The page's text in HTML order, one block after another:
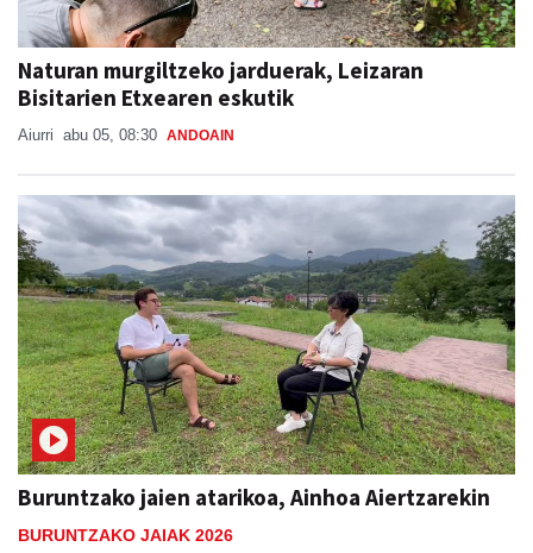
Naturan murgiltzeko jarduerak, Leizaran
Bisitarien Etxearen eskutik
Aiurri abu 05, 08:30 ANDOAIN
Buruntzako jaien atarikoa, Ainhoa Aiertzarekin
BURUNTZAKO JAIAK 2026